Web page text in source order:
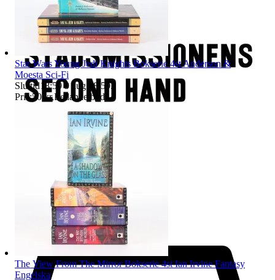
Star Wars Young Jedi Knights Bokserie 4st Anderson &
Moesta Sci-Fi
Sluttid18:59 9 aug 18:59.
Pris:50 kr,Ledande bud
The View From The Mirror Bokserie 4st Ian Irvine Fantasy
Engelska